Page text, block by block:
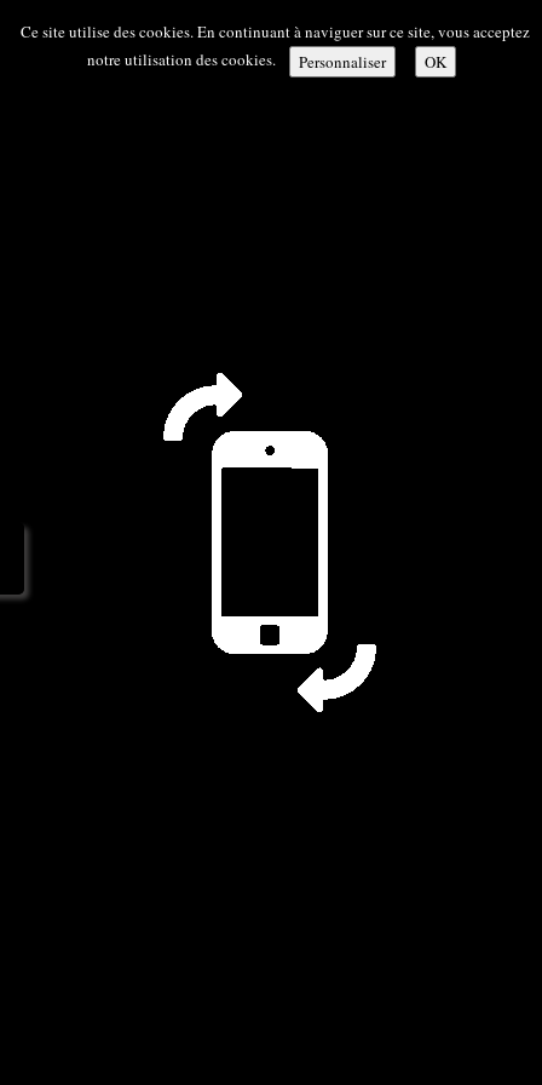
Ce site utilise des cookies. En continuant à naviguer sur ce site, vous acceptez
notre utilisation des cookies.
Personnaliser OK